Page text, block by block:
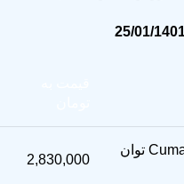
قیمت اینورتر Cumark ES350G توان
2,830,000